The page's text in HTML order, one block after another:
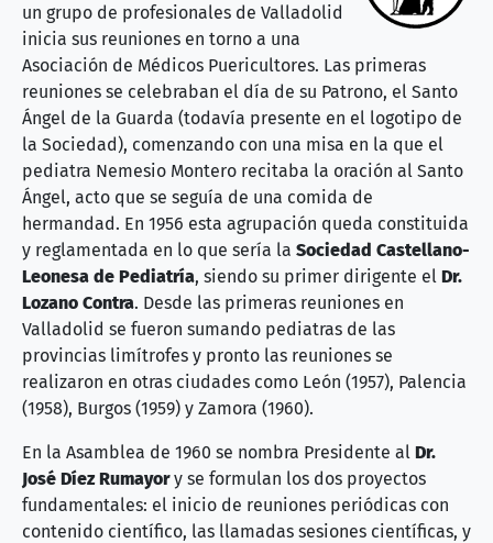
un grupo de profesionales de Valladolid
inicia sus reuniones en torno a una
Asociación de Médicos Puericultores. Las primeras
reuniones se celebraban el día de su Patrono, el Santo
Ángel de la Guarda (todavía presente en el logotipo de
la Sociedad), comenzando con una misa en la que el
pediatra Nemesio Montero recitaba la oración al Santo
Ángel, acto que se seguía de una comida de
hermandad. En 1956 esta agrupación queda constituida
y reglamentada en lo que sería la Sociedad Castellano-
Leonesa de Pediatría, siendo su primer dirigente el Dr.
Lozano Contra. Desde las primeras reuniones en
Valladolid se fueron sumando pediatras de las
provincias limítrofes y pronto las reuniones se
realizaron en otras ciudades como León (1957), Palencia
(1958), Burgos (1959) y Zamora (1960).
En la Asamblea de 1960 se nombra Presidente al Dr.
José Díez Rumayory se formulan los dos proyectos
fundamentales: el inicio de reuniones periódicas con
contenido científico, las llamadas sesiones científicas, y